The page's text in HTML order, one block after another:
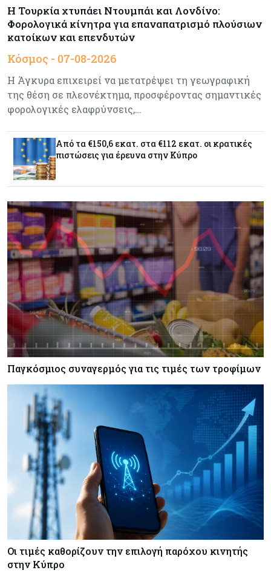
Meridiam - Σειρά έχει η μελέτη της ΕΤΕπ
Crypto
Γιατί το Bitcoin διχάζει αναλυτές και αγορά
Ελλάδα
Goldman Sachs: Το Brent θα κυμανθεί στα $80-
90/βαρέλι μέχρι να υπάρξουν εξελίξεις στη
Μέση Ανατολή
Κόσμος 07-08-2026
Σαουδική Αραβία, Πακιστάν και Τουρκία
υπογράφουν συμφωνία για αμοιβαία άμυνα
Εμπορεύματα 07-08-2026
Πετρέλαιο: Πιάνει και πάλι τα 83 δολάρια το
Brent μετά το σχέδιο του Ιράν για τα Στενά του
Ορμούζ
Κόσμος 07-08-2026
Ευρωπαϊκή αυτοκινητοβιομηχανία: Αναζητά
σωσίβιο στην Κίνα
Κύπρος 07-08-2026
Πώς οι κυπριακές τράπεζες «τιμολογούν» τον
πόλεμο
Η Τουρκία χτυπάει Ντουμπάι και Λονδίνο:
Φορολογικά κίνητρα για επαναπατρισμό πλούσιων
κατοίκων και επενδυτών
Κόσμος - 07-08-2026
Η Άγκυρα επιχειρεί να μετατρέψει τη γεωγραφική
της θέση σε πλεονέκτημα, προσφέροντας σημαντικές
φορολογικές ελαφρύνσεις,…
Από τα €150,6 εκατ. στα €112 εκατ. οι κρατικές
πιστώσεις για έρευνα στην Κύπρο
Παγκόσμιος συναγερμός για τις τιμές των τροφίμων
Οι τιμές καθορίζουν την επιλογή παρόχου κινητής
στην Κύπρο